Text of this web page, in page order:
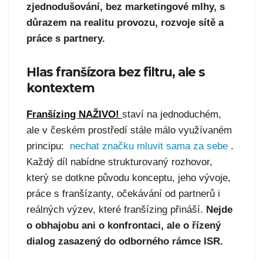
zjednodušování, bez marketingové mlhy, s
důrazem na realitu provozu, rozvoje sítě a
práce s partnery.
Hlas franšízora bez filtru, ale s
kontextem
Franšízing NAŽIVO! staví na jednoduchém,
ale v českém prostředí stále málo využívaném
principu:
nechat značku mluvit sama za sebe .
Každý díl nabídne strukturovaný rozhovor,
který se dotkne původu konceptu, jeho vývoje,
práce s franšízanty, očekávání od partnerů i
reálných výzev, které franšízing přináší. Nejde
o obhajobu ani o konfrontaci, ale o řízený
dialog zasazený do odborného rámce ISR.